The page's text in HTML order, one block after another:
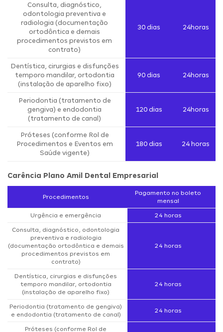
Consulta, diagnóstico,
odontologia preventiva e
radiologia (documentação
ortodôntica e demais
procedimentos previstos em
contrato)
30 dias 24horas
Dentística, cirurgias e disfunções
temporo mandilar, ortodontia
(instalação de aparelho fixo)
90 dias 24horas
Periodontia (tratamento de
gengiva) e endodontia
(tratamento de canal)
120 dias 24horas
Próteses (conforme Rol de
Procedimentos e Eventos em
Saúde vigente)
180 dias 24 horas
Carência Plano Amil Dental Empresarial
Procedimentos
Pagamento no boleto
mensal
Urgência e emergência 24 horas
Consulta, diagnóstico, odontologia
preventiva e radiologia
(documentação ortodôntica e demais
procedimentos previstos em
contrato)
24 horas
Dentística, cirurgias e disfunções
temporo mandilar, ortodontia
(instalação de aparelho fixo)
24 horas
Periodontia (tratamento de gengiva)
e endodontia (tratamento de canal)
24 horas
Próteses (conforme Rol de